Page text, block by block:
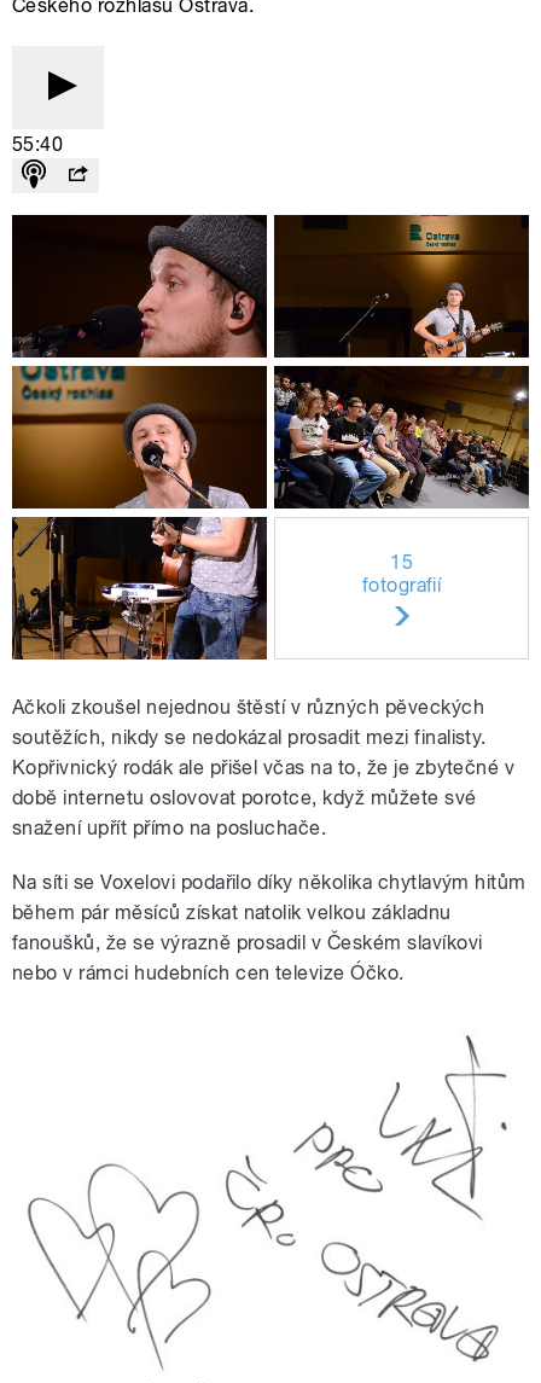
Českého rozhlasu Ostrava.
55:40
15
fotografií
Ačkoli zkoušel nejednou štěstí v různých pěveckých
soutěžích, nikdy se nedokázal prosadit mezi finalisty.
Kopřivnický rodák ale přišel včas na to, že je zbytečné v
době internetu oslovovat porotce, když můžete své
snažení upřít přímo na posluchače.
Na síti se Voxelovi podařilo díky několika chytlavým hitům
během pár měsíců získat natolik velkou základnu
fanoušků, že se výrazně prosadil v Českém slavíkovi
nebo v rámci hudebních cen televize Óčko.